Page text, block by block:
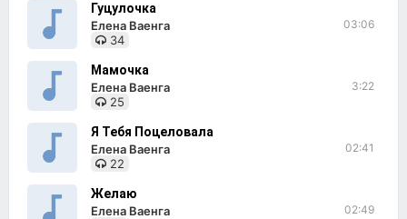
Гуцулочка
Елена Ваенга
34
03:06
Мамочка
Елена Ваенга
25
3:22
Я Тебя Поцеловала
Елена Ваенга
22
02:41
Желаю
Елена Ваенга
02:49